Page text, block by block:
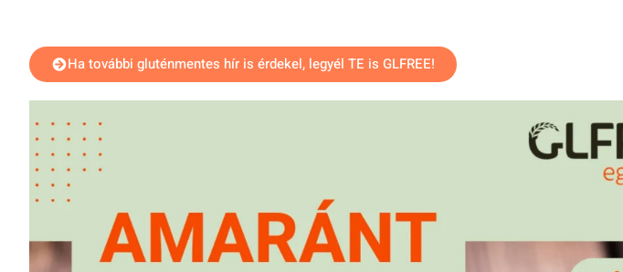
Ha további gluténmentes hír is érdekel, legyél TE is GLFREE!